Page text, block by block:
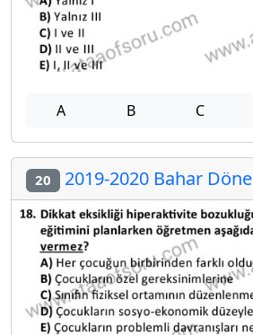
A B C
20 2019-2020 Bahar